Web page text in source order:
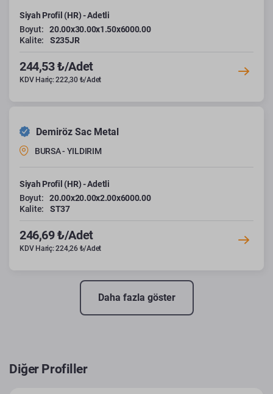
Siyah Profil (HR) - Adetli
Boyut:
20.00x30.00x1.50x6000.00
Kalite:
S235JR
244,53 ₺/Adet
KDV Hariç: 222,30 ₺/Adet
Demiröz Sac Metal
BURSA - YILDIRIM
Siyah Profil (HR) - Adetli
Boyut:
20.00x20.00x2.00x6000.00
Kalite:
ST37
246,69 ₺/Adet
KDV Hariç: 224,26 ₺/Adet
Daha fazla göster
Diğer Profiller